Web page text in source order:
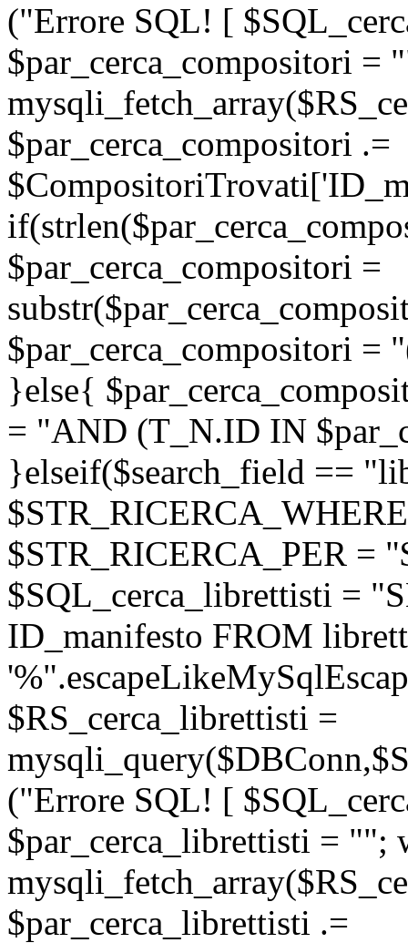
("Errore SQL! [
$par_cerca_compositori
$par_cerca_compositori .=
$par_cerca_compositori =
$par_cerca_compositori =
}else{
= "AND (T_N.ID IN
}elseif($search_field ==
$STR_RICERCA_PER = "
$SQL_cerca_librettisti =
ID_manifesto FROM
$RS_cerca_librettisti =
("Errore SQL! [
$par_cerca_librettisti =
$par_cerca_librettisti .=